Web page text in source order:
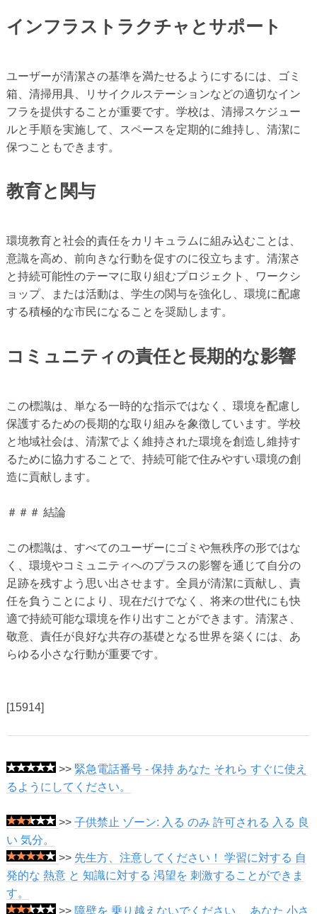
インフラストラクチャとサポート
ユーザーが清潔さの基準を満たせるようにするには、ゴミ
箱、清掃用具、リサイクルステーションなどの適切なイン
フラを提供することが重要です。学校は、清掃スケジュー
ルと手順を実施して、スペースを定期的に維持し、清潔に
保つこともできます。
教育と関与
環境教育と社会的責任をカリキュラムに組み込むことは、
意識を高め、前向きな行動を促すのに役立ちます。清潔さ
と持続可能性のテーマに取り組むプロジェクト、ワークシ
ョップ、または活動は、学生の関与を強化し、環境に配慮
する積極的な市民になることを奨励します。
コミュニティの責任と長期的な影響
この標識は、単なる一時的な指示ではなく、環境を配慮し
保護するための長期的な取り組みを象徴しています。学校
と地域社会は、清潔でよく維持された環境を創造し維持す
るために協力することで、持続可能で住みやすい環境の創
造に貢献します。
＃＃＃ 結論
この標識は、すべてのユーザーにゴミや無秩序の形ではな
く、環境やコミュニティへのプラスの影響を通じて自分の
足跡を残すよう思い出させます。全員が清潔に貢献し、責
任を負うことにより、現在だけでなく、将来の世代にも快
適で持続可能な環境を作り出すことができます。清潔さ、
敬意、責任が良好な共存の基礎となる世界を築くには、あ
らゆる小さな行動が重要です。
[15914]
>> 緊急電話番号 - 保持 あなた それら すぐに使え
るようにしてください。
>> 子供禁止 ゾーン: 入る のみ 許可される 入る 良
い 気分。
>> 先生方、注意してください！ 学習に対する 自
発的な 熱意 と 知識に対する 渇望を 刺激することができま
す。
>> 障壁を 乗り越えないでください、 あなた 小さ